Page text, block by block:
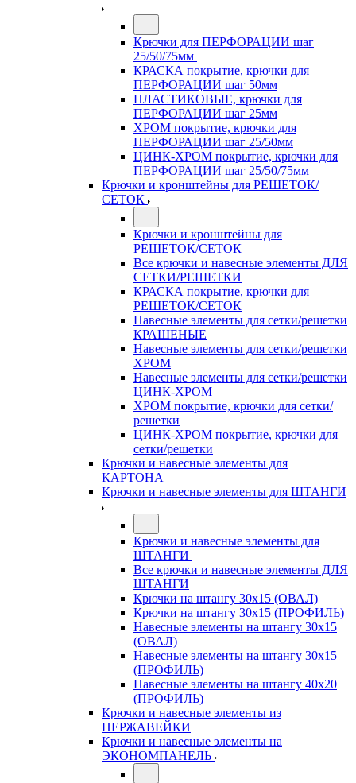
Крючки для ПЕРФОРАЦИИ шаг
25/50/75мм
КРАСКА покрытие, крючки для
ПЕРФОРАЦИИ шаг 50мм
ПЛАСТИКОВЫЕ, крючки для
ПЕРФОРАЦИИ шаг 25мм
ХРОМ покрытие, крючки для
ПЕРФОРАЦИИ шаг 25/50мм
ЦИНК-ХРОМ покрытие, крючки для
ПЕРФОРАЦИИ шаг 25/50/75мм
Крючки и кронштейны для РЕШЕТОК/
СЕТОК
Крючки и кронштейны для
РЕШЕТОК/СЕТОК
Все крючки и навесные элементы ДЛЯ
СЕТКИ/РЕШЕТКИ
КРАСКА покрытие, крючки для
РЕШЕТОК/СЕТОК
Навесные элементы для сетки/решетки
КРАШЕНЫЕ
Навесные элементы для сетки/решетки
ХРОМ
Навесные элементы для сетки/решетки
ЦИНК-ХРОМ
ХРОМ покрытие, крючки для сетки/
решетки
ЦИНК-ХРОМ покрытие, крючки для
сетки/решетки
Крючки и навесные элементы для
КАРТОНА
Крючки и навесные элементы для ШТАНГИ
Крючки и навесные элементы для
ШТАНГИ
Все крючки и навесные элементы ДЛЯ
ШТАНГИ
Крючки на штангу 30х15 (ОВАЛ)
Крючки на штангу 30х15 (ПРОФИЛЬ)
Навесные элементы на штангу 30х15
(ОВАЛ)
Навесные элементы на штангу 30х15
(ПРОФИЛЬ)
Навесные элементы на штангу 40х20
(ПРОФИЛЬ)
Крючки и навесные элементы из
НЕРЖАВЕЙКИ
Крючки и навесные элементы на
ЭКОНОМПАНЕЛЬ